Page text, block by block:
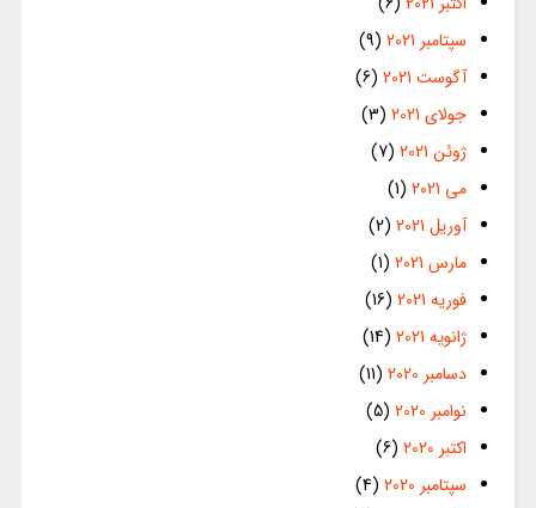
سپتامبر 2021
(9)
آگوست 2021
(6)
جولای 2021
(3)
ژوئن 2021
(7)
می 2021
(1)
آوریل 2021
(2)
مارس 2021
(1)
فوریه 2021
(16)
ژانویه 2021
(14)
دسامبر 2020
(11)
نوامبر 2020
(5)
اکتبر 2020
(6)
سپتامبر 2020
(4)